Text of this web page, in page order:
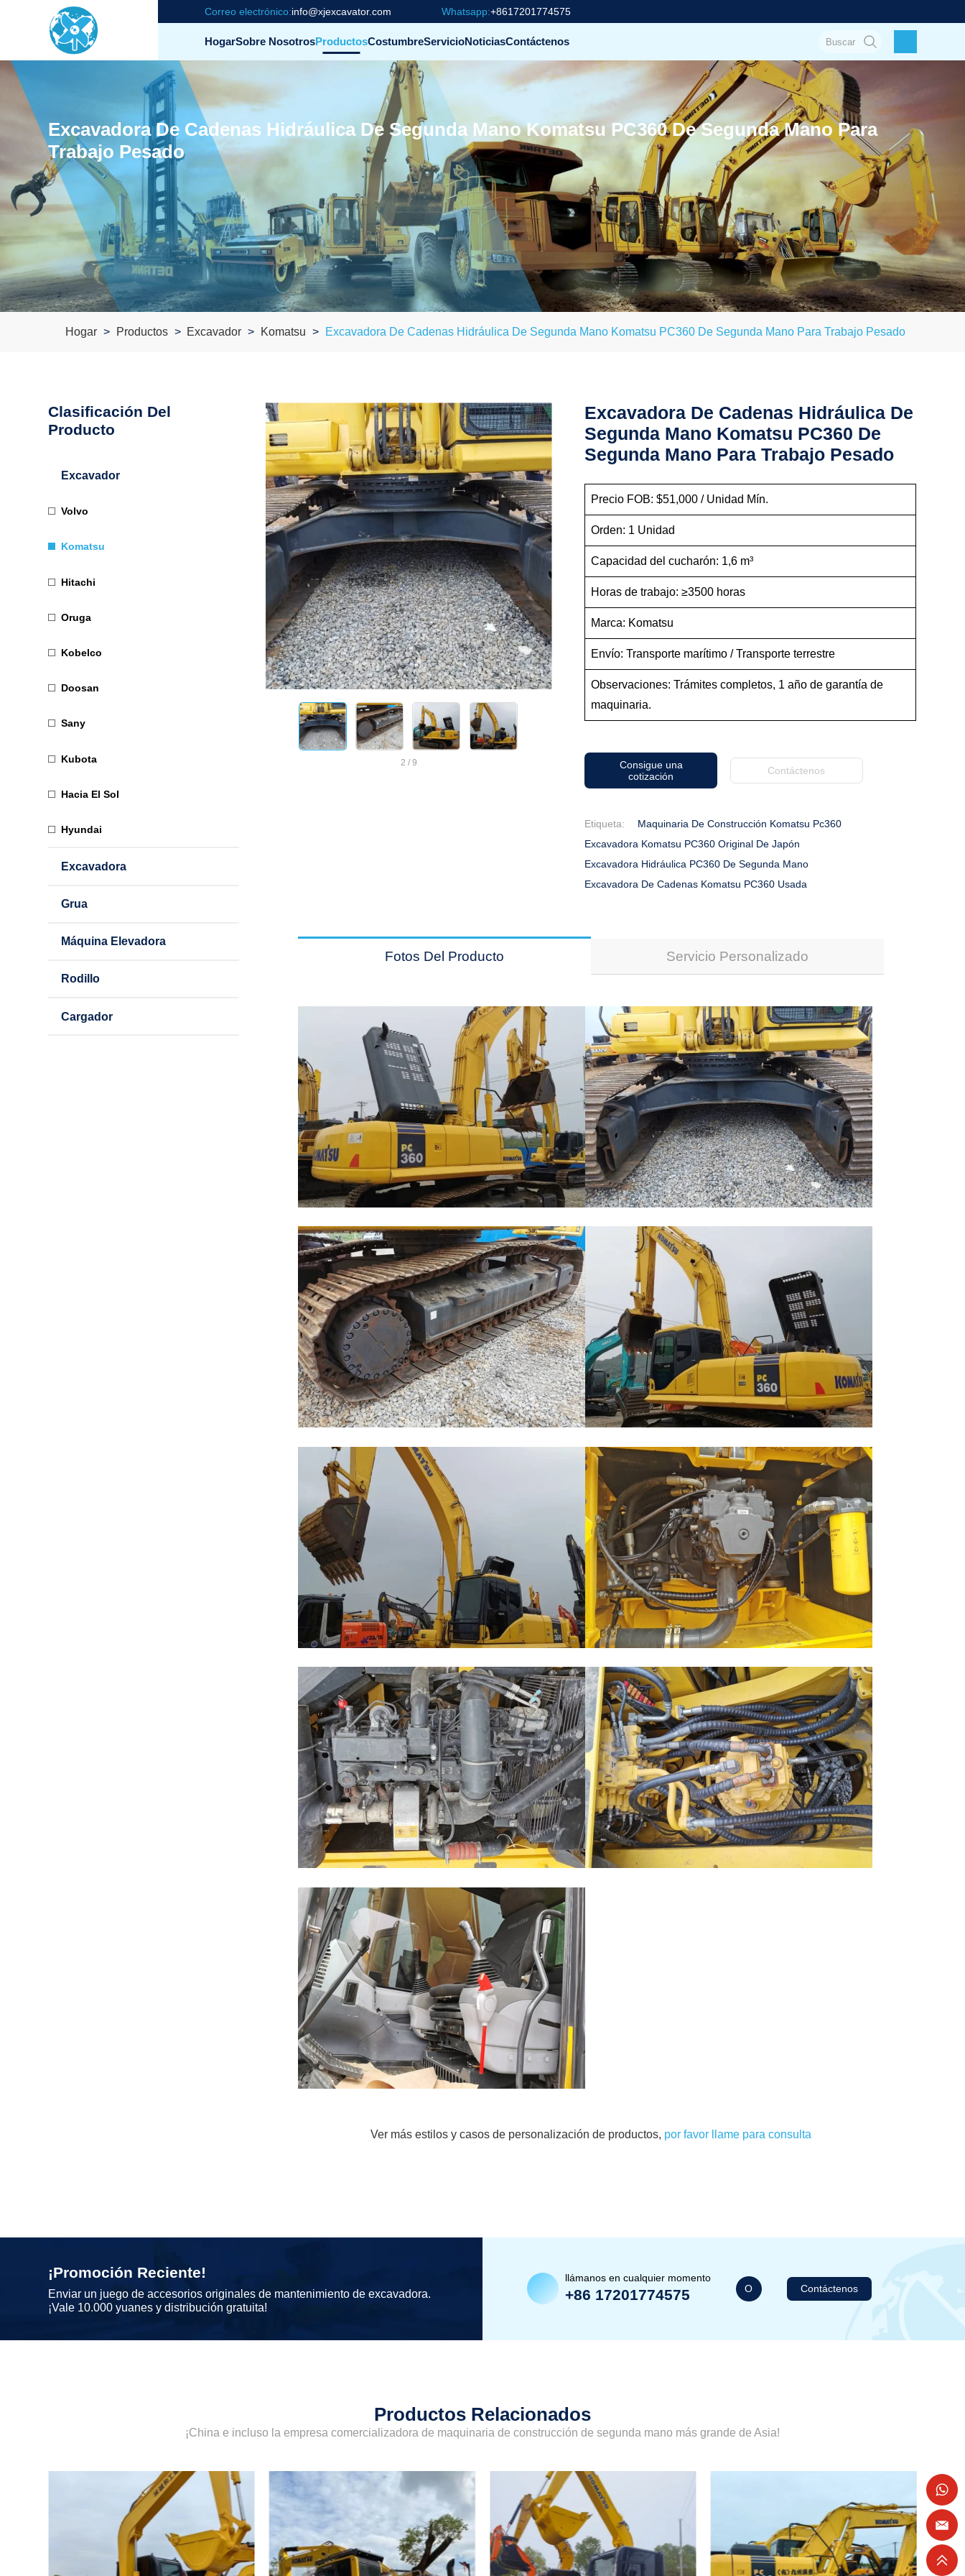
Correo electrónico:info@xjexcavator.com Whatsapp:+8617201774575
HogarSobre NosotrosProductosCostumbreServicioNoticiasContáctenos
Excavadora De Cadenas Hidráulica De Segunda Mano Komatsu PC360 De Segunda Mano Para
Trabajo Pesado
Hogar Productos Excavador Komatsu Excavadora De Cadenas Hidráulica De Segunda Mano Komatsu PC360 De Segunda Mano Para Trabajo Pesado
Clasificación Del
Producto
Excavador
Volvo
Komatsu
Hitachi
Oruga
Kobelco
Doosan
Sany
Kubota
Hacia El Sol
Hyundai
Excavadora
Grua
Máquina Elevadora
Rodillo
Cargador
2 / 9
Excavadora De Cadenas Hidráulica De
Segunda Mano Komatsu PC360 De
Segunda Mano Para Trabajo Pesado
Precio FOB: $51,000 / Unidad Mín.
Orden: 1 Unidad
Capacidad del cucharón: 1,6 m³
Horas de trabajo: ≥3500 horas
Marca: Komatsu
Envío: Transporte marítimo / Transporte terrestre
Observaciones: Trámites completos, 1 año de garantía de
maquinaria.
Consigue una
cotización
Contáctenos
Etiqueta:
Maquinaria De Construcción Komatsu Pc360
Excavadora Komatsu PC360 Original De Japón
Excavadora Hidráulica PC360 De Segunda Mano
Excavadora De Cadenas Komatsu PC360 Usada
Fotos Del Producto Servicio Personalizado
Ver más estilos y casos de personalización de productos, por favor llame para consulta
¡Promoción Reciente!
Enviar un juego de accesorios originales de mantenimiento de excavadora.
¡Vale 10.000 yuanes y distribución gratuita!
llámanos en cualquier momento
+86 17201774575 O Contáctenos
Productos Relacionados
¡China e incluso la empresa comercializadora de maquinaria de construcción de segunda mano más grande de Asia!